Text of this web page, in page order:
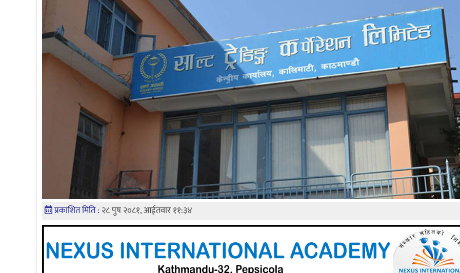
प्रकाशित मिति : २८ पुष २०८१, आईतवार ११:३४